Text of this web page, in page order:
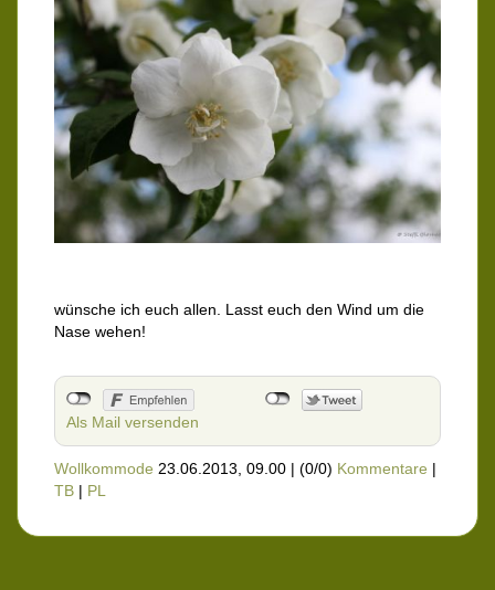
wünsche ich euch allen. Lasst euch den Wind um die
Nase wehen!
Als Mail versenden
Wollkommode 23.06.2013, 09.00 | (0/0) Kommentare |
TB | PL